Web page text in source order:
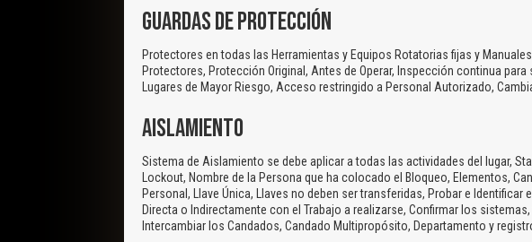
GUARDAS DE PROTECCIÓN
Protectores en todas las Herramientas y Equipos Rotatorias fijas y
Protectores, Protección Original, Antes de Operar, Inspección continua
Lugares de Mayor Riesgo, Acceso restringido a Personal Autorizado,
AISLAMIENTO
Sistema de Aislamiento se debe aplicar a todas las actividades del lugar,
Lockout, Nombre de la Persona que ha colocado el Bloqueo, Elementos,
Personal, Llave Única, Llaves no deben ser transferidas, Probar e
Directa o Indirectamente con el Trabajo a realizarse, Confirmar los
Intercambiar los Candados, Candado Multipropósito, Departamento y